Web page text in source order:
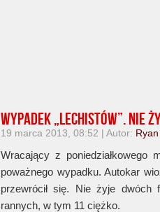
Wypadek „Lechistów”. Nie
19 marca 2013, 08:52 | Autor: Ryan
Wracający z
poważnego wypadku. Autokar
przewrócił się. Nie żyje dwóch
rannych, w tym 11 ciężko.